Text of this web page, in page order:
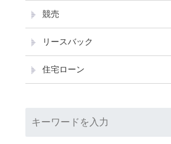
競売
リースバック
住宅ローン